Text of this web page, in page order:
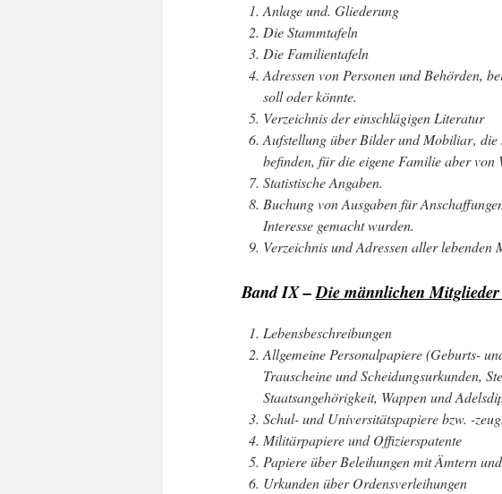
Anlage und. Gliederung
Die Stammtafeln
Die Familientafeln
Adressen von Personen und Behörden,
soll oder könnte.
Verzeichnis der einschlägigen Literatur
Aufstellung über Bilder und Mobiliar‚
befinden, für die eigene Familie aber von
Statistische Angaben.
Buchung von Ausgaben für
Interesse gemacht wurden.
Verzeichnis und Adressen aller lebenden
Band IX –Die männlichen
Lebensbeschreibungen
Allgemeine Personalpapiere (Geburts-
Trauscheine und Scheidungsurkunden,
Staatsangehörigkeit, Wappen und
Schul- und Universitätspapiere bzw. -
Militärpapiere und Offizierspatente
Papiere über Beleihungen mit Ämtern
Urkunden über Ordensverleihungen